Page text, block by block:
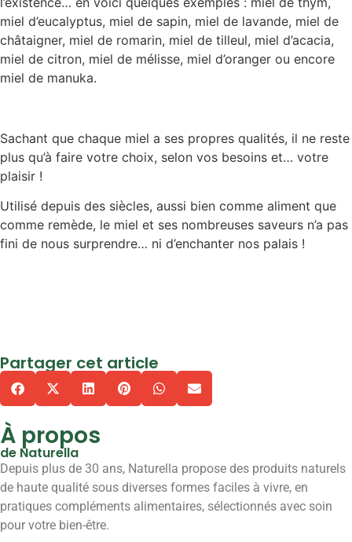
miel d’eucalyptus, miel de sapin, miel de lavande, miel de
châtaigner, miel de romarin, miel de tilleul, miel d’acacia,
miel de citron, miel de mélisse, miel d’oranger ou encore
miel de manuka.
Sachant que chaque miel a ses propres qualités, il ne reste
plus qu’à faire votre choix, selon vos besoins et… votre
plaisir !
Utilisé depuis des siècles, aussi bien comme aliment que
comme remède, le miel et ses nombreuses saveurs n’a pas
fini de nous surprendre… ni d’enchanter nos palais !
Partager cet article
À propos
de Naturella
Depuis plus de 30 ans, Naturella propose des produits naturels
de haute qualité sous diverses formes faciles à vivre, en
pratiques compléments alimentaires, sélectionnés avec soin
pour votre bien-être.